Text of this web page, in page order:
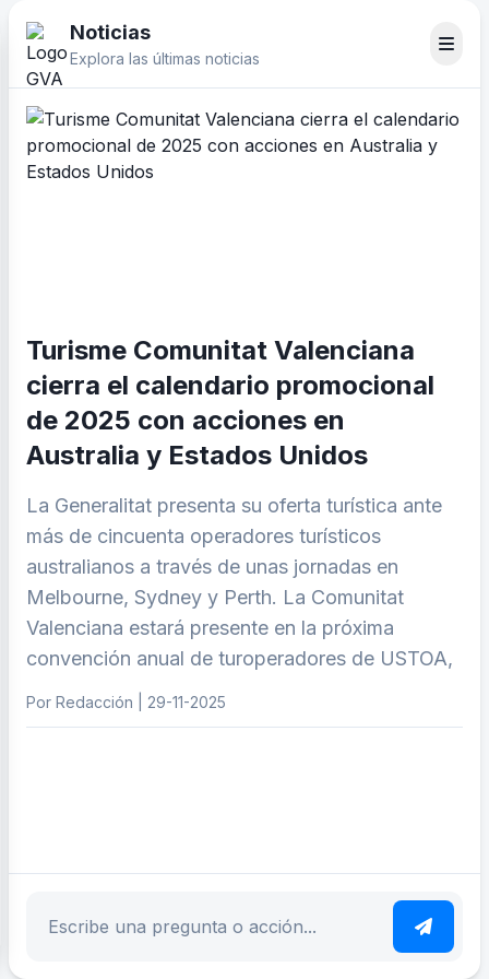
Noticias
Explora las últimas noticias
Turisme Comunitat Valenciana
cierra el calendario promocional
de 2025 con acciones en
Australia y Estados Unidos
La Generalitat presenta su oferta turística ante
más de cincuenta operadores turísticos
australianos a través de unas jornadas en
Melbourne, Sydney y Perth. La Comunitat
Valenciana estará presente en la próxima
convención anual de turoperadores de USTOA,
Por Redacción | 29-11-2025
Escribe tu pregunta